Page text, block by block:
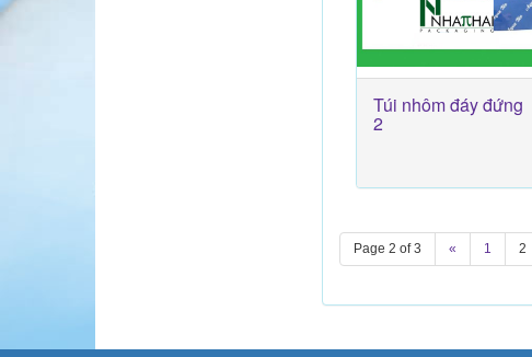
Túi nhôm đáy đứng
2
Page 2 of 3 « 1 2